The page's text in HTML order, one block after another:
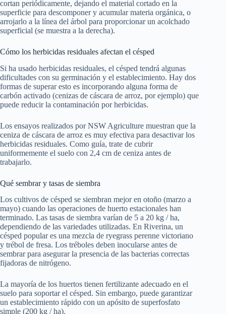
cortan periódicamente, dejando el material cortado en la
superficie para descomponer y acumular materia orgánica, o
arrojarlo a la línea del árbol para proporcionar un acolchado
superficial (se muestra a la derecha).
Cómo los herbicidas residuales afectan el césped
Si ha usado herbicidas residuales, el césped tendrá algunas
dificultades con su germinación y el establecimiento. Hay dos
formas de superar esto es incorporando alguna forma de
carbón activado (cenizas de cáscara de arroz, por ejemplo) que
puede reducir la contaminación por herbicidas.
Los ensayos realizados por NSW Agriculture muestran que la
ceniza de cáscara de arroz es muy efectiva para desactivar los
herbicidas residuales. Como guía, trate de cubrir
uniformemente el suelo con 2,4 cm de ceniza antes de
trabajarlo.
Qué sembrar y tasas de siembra
Los cultivos de césped se siembran mejor en otoño (marzo a
mayo) cuando las operaciones de huerto estacionales han
terminado. Las tasas de siembra varían de 5 a 20 kg / ha,
dependiendo de las variedades utilizadas. En Riverina, un
césped popular es una mezcla de ryegrass perenne victoriano
y trébol de fresa. Los tréboles deben inocularse antes de
sembrar para asegurar la presencia de las bacterias correctas
fijadoras de nitrógeno.
La mayoría de los huertos tienen fertilizante adecuado en el
suelo para soportar el césped. Sin embargo, puede garantizar
un establecimiento rápido con un apósito de superfosfato
simple (200 kg / ha).